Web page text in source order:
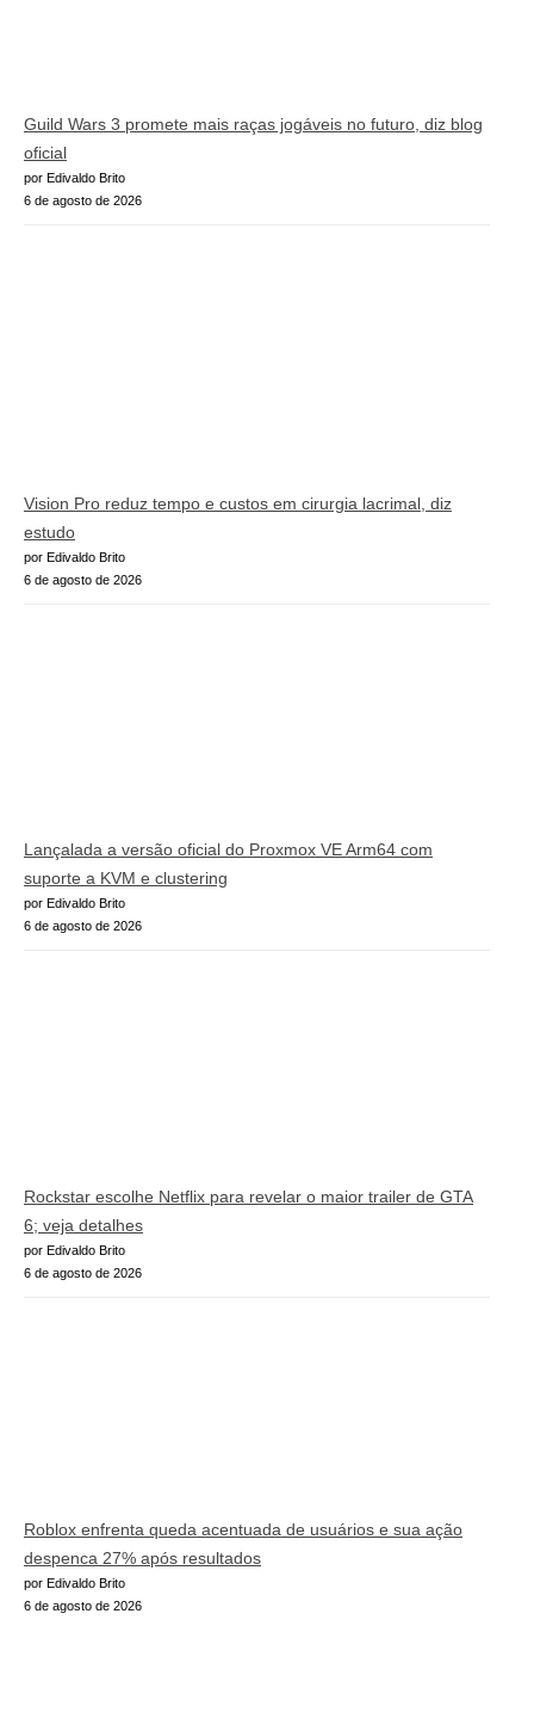
Guild Wars 3 promete mais raças jogáveis no futuro, diz blog
oficial
por Edivaldo Brito
6 de agosto de 2026
Vision Pro reduz tempo e custos em cirurgia lacrimal, diz
estudo
por Edivaldo Brito
6 de agosto de 2026
Lançalada a versão oficial do Proxmox VE Arm64 com
suporte a KVM e clustering
por Edivaldo Brito
6 de agosto de 2026
Rockstar escolhe Netflix para revelar o maior trailer de GTA
6; veja detalhes
por Edivaldo Brito
6 de agosto de 2026
Roblox enfrenta queda acentuada de usuários e sua ação
despenca 27% após resultados
por Edivaldo Brito
6 de agosto de 2026